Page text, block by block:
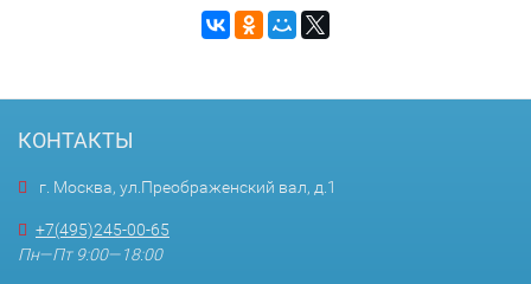
КОНТАКТЫ
г. Москва, ул.Преображенский вал, д.1
+7(495)245-00-65
Пн—Пт 9:00—18:00